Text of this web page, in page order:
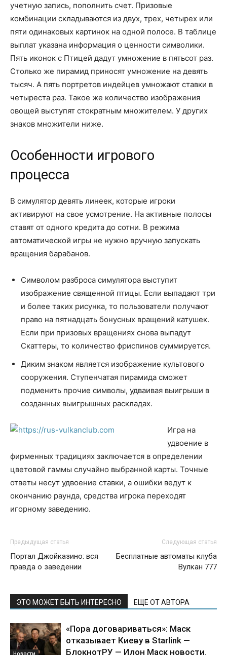
учетную запись, пополнить счет. Призовые
комбинации складываются из двух, трех, четырех или
пяти одинаковых картинок на одной полосе. В таблице
выплат указана информация о ценности символики.
Пять иконок с Птицей дадут умножение в пятьсот раз.
Столько же пирамид приносят умножение на девять
тысяч. А пять портретов индейцев умножают ставки в
четыреста раз. Такое же количество изображения
овощей выступят стократным множителем. У других
знаков множители ниже.
Особенности игрового
процесса
В симулятор девять линеек, которые игроки
активируют на свое усмотрение. На активные полосы
ставят от одного кредита до сотни. В режима
автоматической игры не нужно вручную запускать
вращения барабанов.
Символом разброса симулятора выступит
изображение священной птицы. Если выпадают три
и более таких рисунка, то пользователи получают
право на пятнадцать бонусных вращений катушек.
Если при призовых вращениях снова выпадут
Скаттеры, то количество фриспинов суммируется.
Диким знаком является изображение культового
сооружения. Ступенчатая пирамида сможет
подменить прочие символы, удваивая выигрыши в
созданных выигрышных раскладах.
Игра на
удвоение в
фирменных традициях заключается в определении
цветовой гаммы случайно выбранной карты. Точные
ответы несут удвоение ставки, а ошибки ведут к
окончанию раунда, средства игрока переходят
игорному заведению.
Предыдущая статья
Портал Джойказино: вся
правда о заведении
Следующая статья
Бесплатные автоматы клуба
Вулкан 777
ЭТО МОЖЕТ БЫТЬ ИНТЕРЕСНО ЕЩЕ ОТ АВТОРА
Новости
«Пора договариваться»: Маск
отказывает Киеву в Starlink —
БлокнотРУ — Илон Маск новости.